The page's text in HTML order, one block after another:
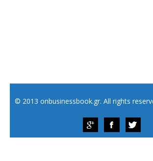
© 2013 onbusinessbook.gr. All rights